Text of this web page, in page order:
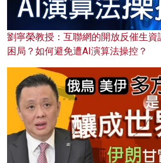
劉寧榮教授：互聯網的開放反催生
困局？如何避免遭AI演算法操控？